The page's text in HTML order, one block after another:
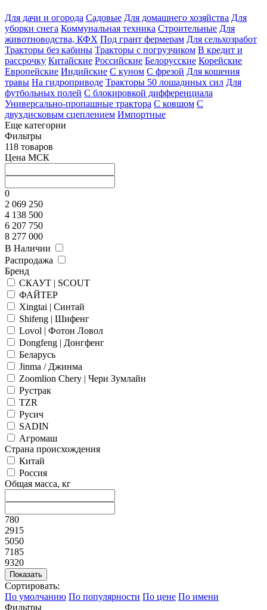
Для дачи и огорода Садовые Для домашнего хозяйства Для
уборки снега Коммунальная техника Строительные Для
животноводства, КФХ Под грант фермерам Для сельхозработ
Тракторы без кабины Тракторы с погрузчиком В кредит и
рассрочку Китайские Российские Белорусские Корейские
Европейские Индийские С куном С фрезой Для кошения
травы На гидроприводе Тракторы 50 лошадиных сил Для
футбольных полей С блокировкой дифференциала
Универсально-пропашные трактора С ковшом С
двухдисковым сцеплением Импортные
Еще категории
Фильтры
118 товаров
Цена МСК
0
2 069 250
4 138 500
6 207 750
8 277 000
В Наличии
Распродажа
Бренд
СКАУТ | SCOUT
ФАЙТЕР
Xingtai | Синтай
Shifeng | Шифенг
Lovol | Фотон Ловол
Dongfeng | Донгфенг
Беларусь
Jinma / Джинма
Zoomlion Chery | Чери Зумлайн
Рустрак
TZR
Русич
SADIN
Агромаш
Страна происхождения
Китай
Россия
Общая масса, кг
780
2915
5050
7185
9320
Сортировать:
По умолчанию По популярности По цене По имени
Фильтры